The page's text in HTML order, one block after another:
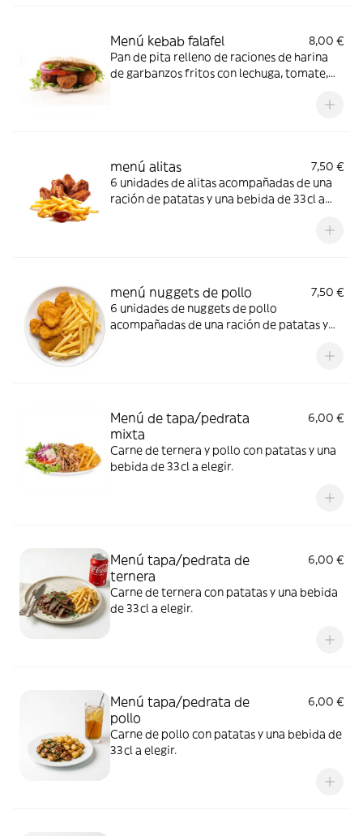
Menú kebab falafel
8,00 €
Pan de pita relleno de raciones de harina
de garbanzos fritos con lechuga, tomate,
menú alitas
7,50 €
6 unidades de alitas acompañadas de una
ración de patatas y una bebida de 33cl a
menú nuggets de pollo
7,50 €
6 unidades de nuggets de pollo
acompañadas de una ración de patatas y
Menú de tapa/pedrata
mixta
6,00 €
Carne de ternera y pollo con patatas y una
bebida de 33cl a elegir.
Menú tapa/pedrata de
ternera
6,00 €
Carne de ternera con patatas y una bebida
de 33cl a elegir.
Menú tapa/pedrata de
pollo
6,00 €
Carne de pollo con patatas y una bebida de
33cl a elegir.